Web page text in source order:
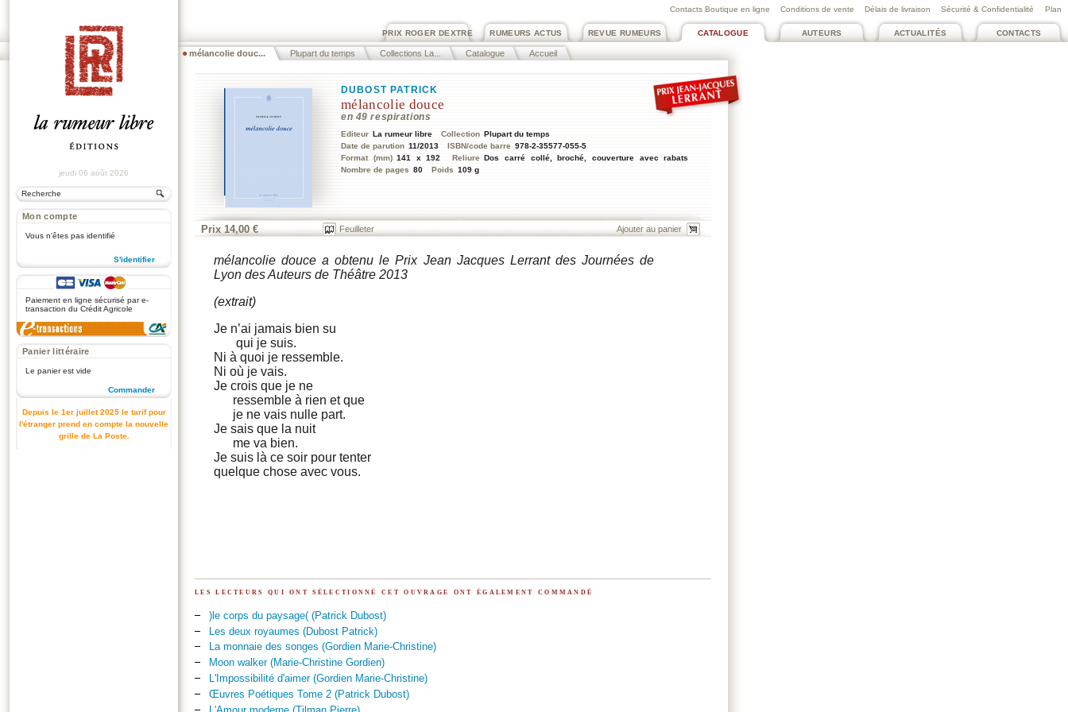
Plan
Contacts Boutique en ligne Conditions de vente Délais de livraison Sécurité & Confidentialité
CONTACTS
ACTUALITÉS
AUTEURS
CATALOGUE
REVUE RUMEURS
RUMEURS ACTUS
PRIX ROGER DEXTRE
mélancolie douc... Plupart du temps Collections La... Catalogue Accueil
jeudi 06 août 2026
Mon compte
Vous n'êtes pas identifié
S'identifier
Paiement en ligne sécurisé par e-
transaction du Crédit Agricole
Panier littéraire
Le panier est vide
Commander
Depuis le 1er juillet 2025 le tarif pour
l'étranger prend en compte la nouvelle
grille de La Poste.
DUBOST PATRICK
mélancolie douce
en 49 respirations
Editeur La rumeur libre Collection Plupart du temps
Date de parution 11/2013 ISBN/code barre 978-2-35577-055-5
Format (mm) 141 x 192 Reliure Dos carré collé, broché, couverture avec rabats
Nombre de pages 80 Poids 109 g
Prix 14,00 € Feuilleter
mélancolie douce a obtenu le Prix Jean Jacques Lerrant des Journées de
Lyon des Auteurs de Théâtre 2013
(extrait)
Je n’ai jamais bien su
qui je suis.
Ni à quoi je ressemble.
Ni où je vais.
Je crois que je ne
ressemble à rien et que
je ne vais nulle part.
Je sais que la nuit
me va bien.
Je suis là ce soir pour tenter
quelque chose avec vous.
les lecteurs qui ont sélectionné cet ouvrage ont également commandé
)le corps du paysage( (Patrick Dubost)
Les deux royaumes (Dubost Patrick)
La monnaie des songes (Gordien Marie-Christine)
Moon walker (Marie-Christine Gordien)
L'Impossibilité d'aimer (Gordien Marie-Christine)
Œuvres Poétiques Tome 2 (Patrick Dubost)